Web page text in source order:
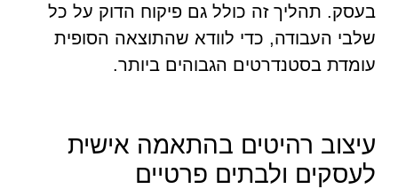
בעסק. תהליך זה כולל גם פיקוח הדוק על כל
שלבי העבודה, כדי לוודא שהתוצאה הסופית
עומדת בסטנדרטים הגבוהים ביותר.
עיצוב רהיטים בהתאמה אישית
לעסקים ולבתים פרטיים